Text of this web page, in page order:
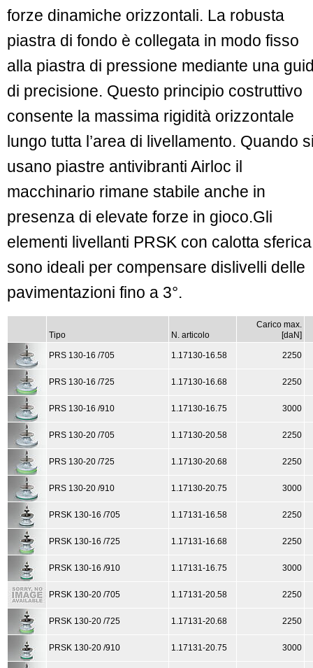
forze dinamiche orizzontali. La robusta
piastra di fondo è collegata in modo fisso
alla piastra di pressione mediante una
di precisione. Questo principio costruttivo
consente la massima rigidità orizzontale
lungo tutta l’area di livellamento. Quando
usano piastre antivibranti Airloc il
macchinario rimane stabile anche in
presenza di elevate forze in gioco.Gli
elementi livellanti PRSK con calotta sferica
sono ideali per compensare dislivelli delle
pavimentazioni fino a 3°.
Tipo N. articolo
Carico max.
[daN]
PRS 130-16 /705 1.17130-16.58 2250
PRS 130-16 /725 1.17130-16.68 2250
PRS 130-16 /910 1.17130-16.75 3000
PRS 130-20 /705 1.17130-20.58 2250
PRS 130-20 /725 1.17130-20.68 2250
PRS 130-20 /910 1.17130-20.75 3000
PRSK 130-16 /705 1.17131-16.58 2250
PRSK 130-16 /725 1.17131-16.68 2250
PRSK 130-16 /910 1.17131-16.75 3000
PRSK 130-20 /705 1.17131-20.58 2250
PRSK 130-20 /725 1.17131-20.68 2250
PRSK 130-20 /910 1.17131-20.75 3000